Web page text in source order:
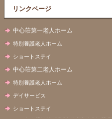
リンクページ
中心荘第一老人ホーム
特別養護老人ホーム
ショートステイ
中心荘第二老人ホーム
特別養護老人ホーム
デイサービス
ショートステイ